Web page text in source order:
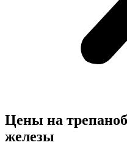
Цены на
железы